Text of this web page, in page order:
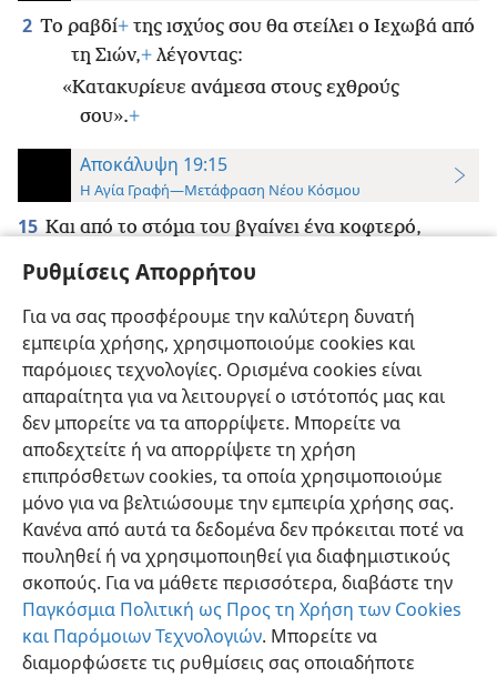
Ρυθμίσεις Απορρήτου
Για να σας προσφέρουμε την καλύτερη δυνατή
εμπειρία χρήσης, χρησιμοποιούμε cookies και
παρόμοιες τεχνολογίες. Ορισμένα cookies είναι
απαραίτητα για να λειτουργεί ο ιστότοπός μας και
δεν μπορείτε να τα απορρίψετε. Μπορείτε να
αποδεχτείτε ή να απορρίψετε τη χρήση
επιπρόσθετων cookies, τα οποία χρησιμοποιούμε
μόνο για να βελτιώσουμε την εμπειρία χρήσης σας.
Κανένα από αυτά τα δεδομένα δεν πρόκειται ποτέ να
πουληθεί ή να χρησιμοποιηθεί για διαφημιστικούς
σκοπούς. Για να μάθετε περισσότερα, διαβάστε την
Παγκόσμια Πολιτική ως Προς τη Χρήση των Cookies
και Παρόμοιων Τεχνολογιών. Μπορείτε να
διαμορφώσετε τις ρυθμίσεις σας οποιαδήποτε
2 Το ραβδί+ της ισχύος σου θα στείλει ο Ιεχωβά από
τη Σιών,+ λέγοντας:
«Κατακυρίευε ανάμεσα στους εχθρούς
σου».+
Αποκάλυψη 19:15
Η Αγία Γραφή—Μετάφραση Νέου Κόσμου
15 Και από το στόμα του βγαίνει ένα κοφτερό,
θα τους ποιμάνει με σιδερένιο ραβδί.
επίσης το πατητήρι+του θυμού της οργής του Θεού
του Παντοδύναμου.
Ελληνική Προτιμήσεις
Copyright © 2026 Watch Tower Bible and Tract Society of Pennsylvania
Όροι Χρήσης Πολιτική Απορρήτου
Ρυθμίσεις Απορρήτου
JW.ORG
Σύνδεση